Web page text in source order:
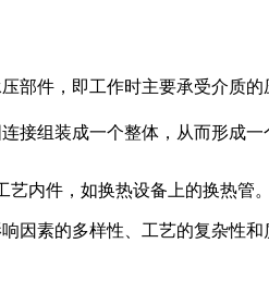
部件，即工作时主要承受介质
接组装成一个整体，从而形成一
内件，如换热设备上的换热管。
因素的多样性、工艺的复杂性